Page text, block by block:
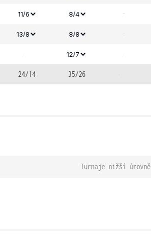
11/6 8/4 -
13/8 8/8 -
- 12/7 -
24/14 35/26 -
Turnaje nižší úrovně